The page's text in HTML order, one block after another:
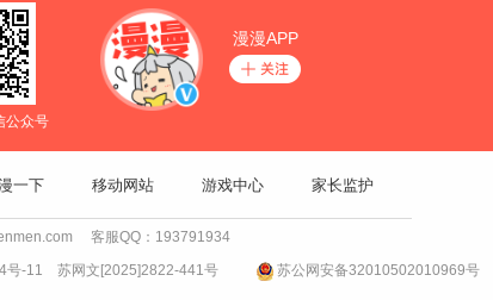
公众号
漫漫APP
一下 移动网站 游戏中心 家长监护
客服QQ：193791934
号-11 苏网文[2025]2822-441号 苏公网安备32010502010969号